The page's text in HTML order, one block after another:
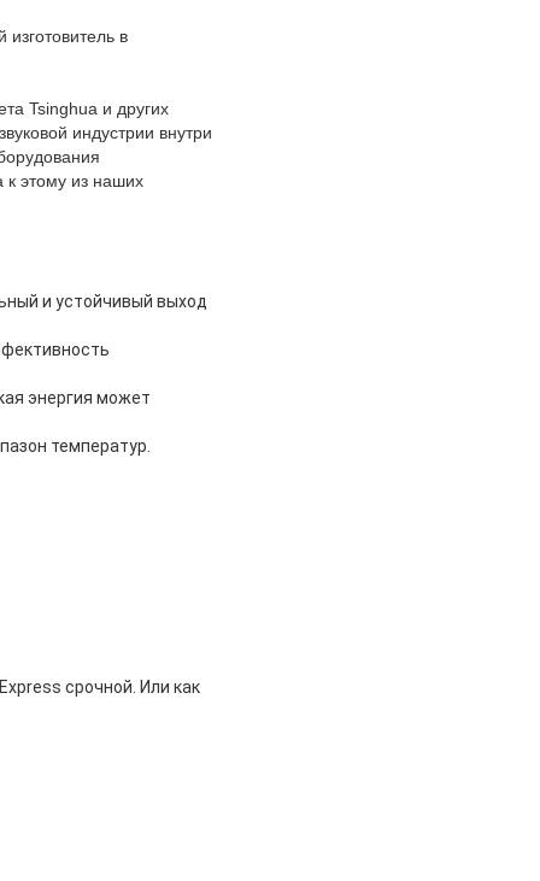
в
Tsinghua и других
индустрии внутри
к этому из наших
и устойчивый выход
энергия может
температур.
срочной. Или как